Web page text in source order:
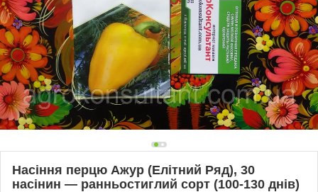
Насіння перцю Ажур (Елітний Ряд), 30
насінин — ранньостиглий сорт (100-130 днів)